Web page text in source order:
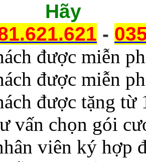
Hãy
-
được miễn
được miễn
được tặng từ
vấn chọn gói
viên ký hợp